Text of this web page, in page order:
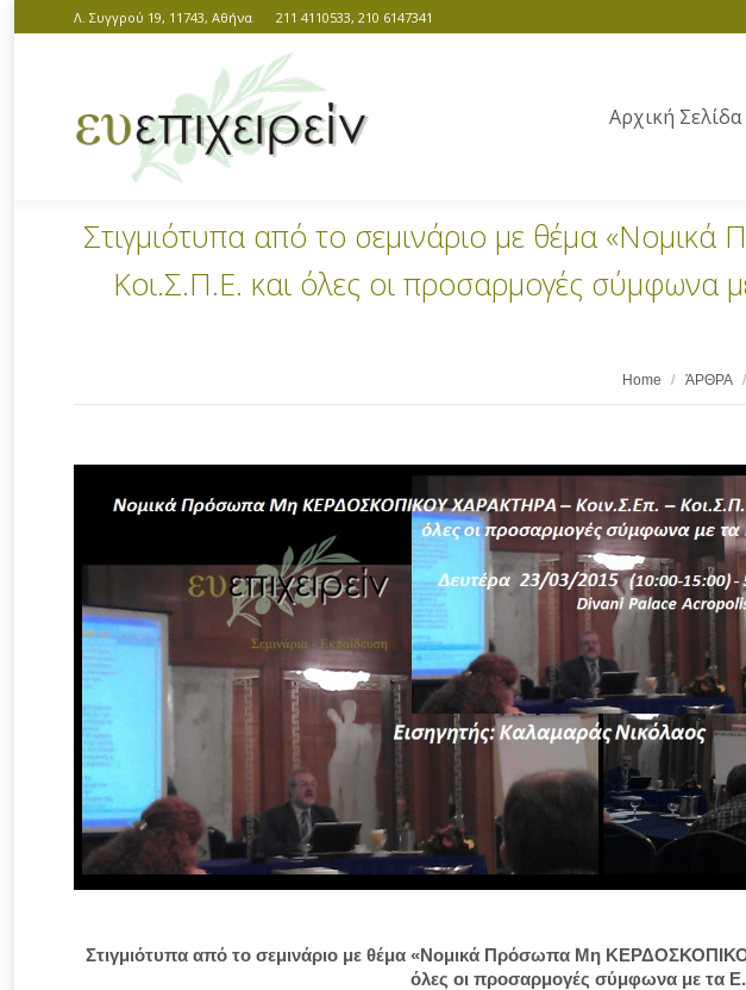
Λ. Συγγρού 19, 11743, Αθήνα 211 4110533, 210 6147341
Αρχική Σελίδα
Στιγμιότυπα από το σεμινάριο με θέμα
Κοι.Σ.Π.Ε. και όλες οι προσαρμογές σύμφωνα
Home ΆΡΘΡΑ
Στιγμιότυπα από το σεμινάριο με θέμα «Νομικά Πρόσωπα Μη
όλες οι προσαρμογές σύμφωνα με τα